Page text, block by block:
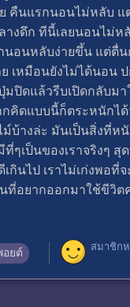
ย คืนแรกนอนไม่หลับ
งดึก ทีนี้เลยนอนไม่ห
นอนหลับง่ายขึ้น แต่ตื่
เหมือนยังไม่ได้นอน
มปิดแล้วรีบเปิดกลับม
คิดแบบนี้ก็ตระหนักไ
บ้างล่ะ มันเป็นสิ่งที่ห
ๆเป็นของเราจริงๆ
กินไป เราไม่เก่งพอที่
ที่อยากออกมาใช้ขีวิ
อยต์ สมาชิกห